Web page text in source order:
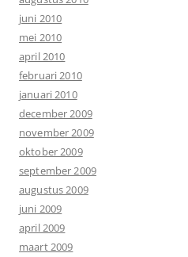
juni 2010
mei 2010
april 2010
februari 2010
januari 2010
december 2009
november 2009
oktober 2009
september 2009
augustus 2009
juni 2009
april 2009
maart 2009